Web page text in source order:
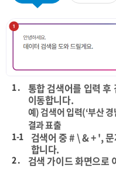
1 .
통합 검색어를 입력 후
이동합니다.
예) 검색어 입력(‘부산
결과 표출
1-1
검색어 중 # \ & + ',
합니다.
2 . 검색 가이드 화면으로